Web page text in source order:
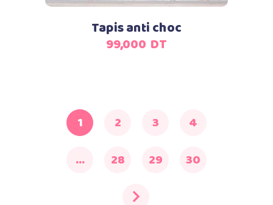
Tapis anti choc
99,000 DT
1 2 3
4
…
28 29 30